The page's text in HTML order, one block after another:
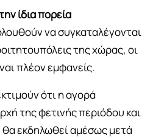
ίδια πορεία
να συγκαταλέγονται
της χώρας, οι
πλέον εμφανείς.
ότι η αγορά
της φετινής περιόδου και
θα εκδηλωθεί αμέσως μετά